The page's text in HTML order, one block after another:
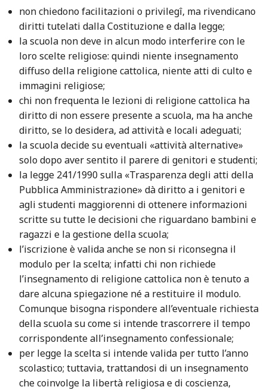
non chiedono facilitazioni o privilegî, ma rivendicano
diritti tutelati dalla Costituzione e dalla legge;
la scuola non deve in alcun modo interferire con le
loro scelte religiose: quindi niente insegnamento
diffuso della religione cattolica, niente atti di culto e
immagini religiose;
chi non frequenta le lezioni di religione cattolica ha
diritto di non essere presente a scuola, ma ha anche
diritto, se lo desidera, ad attività e locali adeguati;
la scuola decide su eventuali «attività alternative»
solo dopo aver sentito il parere di genitori e studenti;
la legge 241/1990 sulla «Trasparenza degli atti della
Pubblica Amministrazione» dà diritto a i genitori e
agli studenti maggiorenni di ottenere informazioni
scritte su tutte le decisioni che riguardano bambini e
ragazzi e la gestione della scuola;
l’iscrizione è valida anche se non si riconsegna il
modulo per la scelta; infatti chi non richiede
l’insegnamento di religione cattolica non è tenuto a
dare alcuna spiegazione né a restituire il modulo.
Comunque bisogna rispondere all’eventuale richiesta
della scuola su come si intende trascorrere il tempo
corrispondente all’insegnamento confessionale;
per legge la scelta si intende valida per tutto l’anno
scolastico; tuttavia, trattandosi di un insegnamento
che coinvolge la libertà religiosa e di coscienza,